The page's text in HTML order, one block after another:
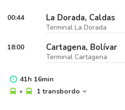
00:44 La Dorada, Caldas
Terminal La Dorada
18:00 Cartagena, Bolívar
Terminal Cartagena
41h 16min
+
1 transbordo